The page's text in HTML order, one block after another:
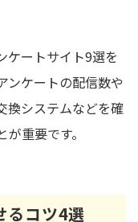
ケートサイト9選を
ンケートの配信数や
換システムなどを確
重要です。
るコツ4選